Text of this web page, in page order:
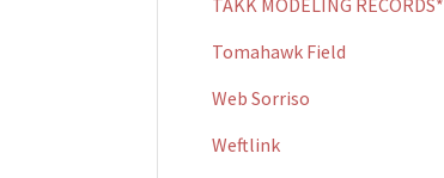
TAKK MODELING RECORDS*
Tomahawk Field
Web Sorriso
Weftlink